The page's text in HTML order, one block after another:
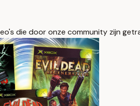
die door onze community zijn